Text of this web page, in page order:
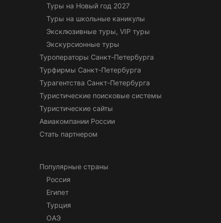
Туры на Новый год 2027
Туры на школьные каникулы
Эксклюзивные туры, VIP туры
Экскурсионные туры
Туроператоры Санкт-Петербурга
Турфирмы Санкт-Петербурга
Турагентства Санкт-Петербурга
Туристические поисковые системы
Туристические сайты
Авиакомпании России
Стать партнером
Популярные страны
Россия
Египет
Турция
ОАЭ